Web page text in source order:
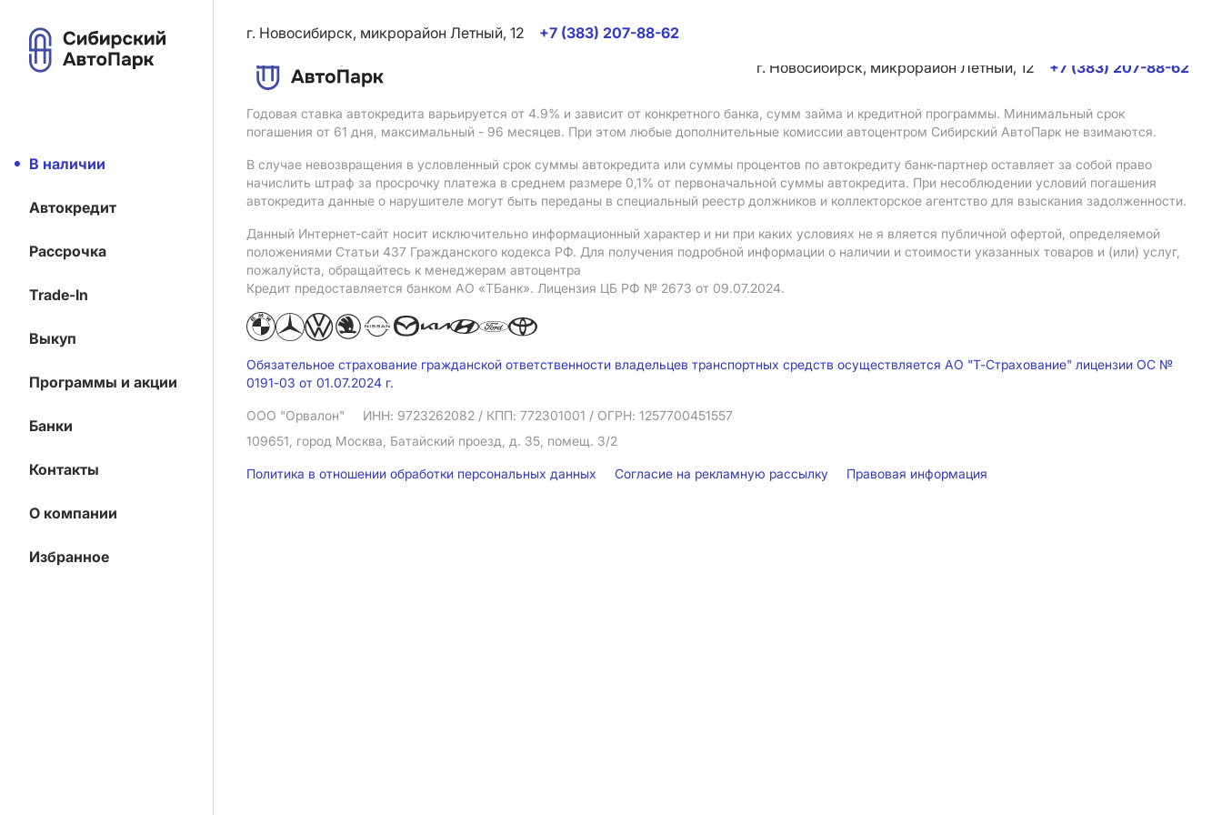
В наличии
Автокредит
Рассрочка
Trade-In
Выкуп
Программы и акции
Банки
Контакты
О компании
Избранное
г. Новосибирск, микрорайон Летный, 12
+7 (383) 207-88-62
г. Новосибирск, микрорайон Летный, 12
+7 (383) 207-88-62
Годовая ставка автокредита варьируется от 4.9% и зависит от конкретного банка, сумм займа и кредитной программы. Минимальный срок
погашения от 61 дня, максимальный - 96 месяцев. При этом любые дополнительные комиссии автоцентром Сибирский АвтоПарк не взимаются.
В случае невозвращения в условленный срок суммы автокредита или суммы процентов по автокредиту банк-партнер оставляет за собой право
начислить штраф за просрочку платежа в среднем размере 0,1% от первоначальной суммы автокредита. При несоблюдении условий погашения
автокредита данные о нарушителе могут быть переданы в специальный реестр должников и коллекторское агентство для взыскания задолженности.
Данный Интернет-сайт носит исключительно информационный характер и ни при каких условиях не я вляется публичной офертой, определяемой
положениями Статьи 437 Гражданского кодекса РФ. Для получения подробной информации о наличии и стоимости указанных товаров и (или) услуг,
пожалуйста, обращайтесь к менеджерам автоцентра
Кредит предоставляется банком АO «ТБанк». Лицензия ЦБ РФ № 2673 от 09.07.2024.
Обязательное страхование гражданской ответственности владельцев транспортных средств осуществляется АО "Т-Страхование" лицензии ОС №
0191-03 от 01.07.2024 г.
ООО "Орвалон" ИНН: 9723262082 / КПП: 772301001 / ОГРН: 1257700451557
109651, город Москва, Батайский проезд, д. 35, помещ. 3/2
Политика в отношении обработки персональных данных Согласие на рекламную рассылку Правовая информация